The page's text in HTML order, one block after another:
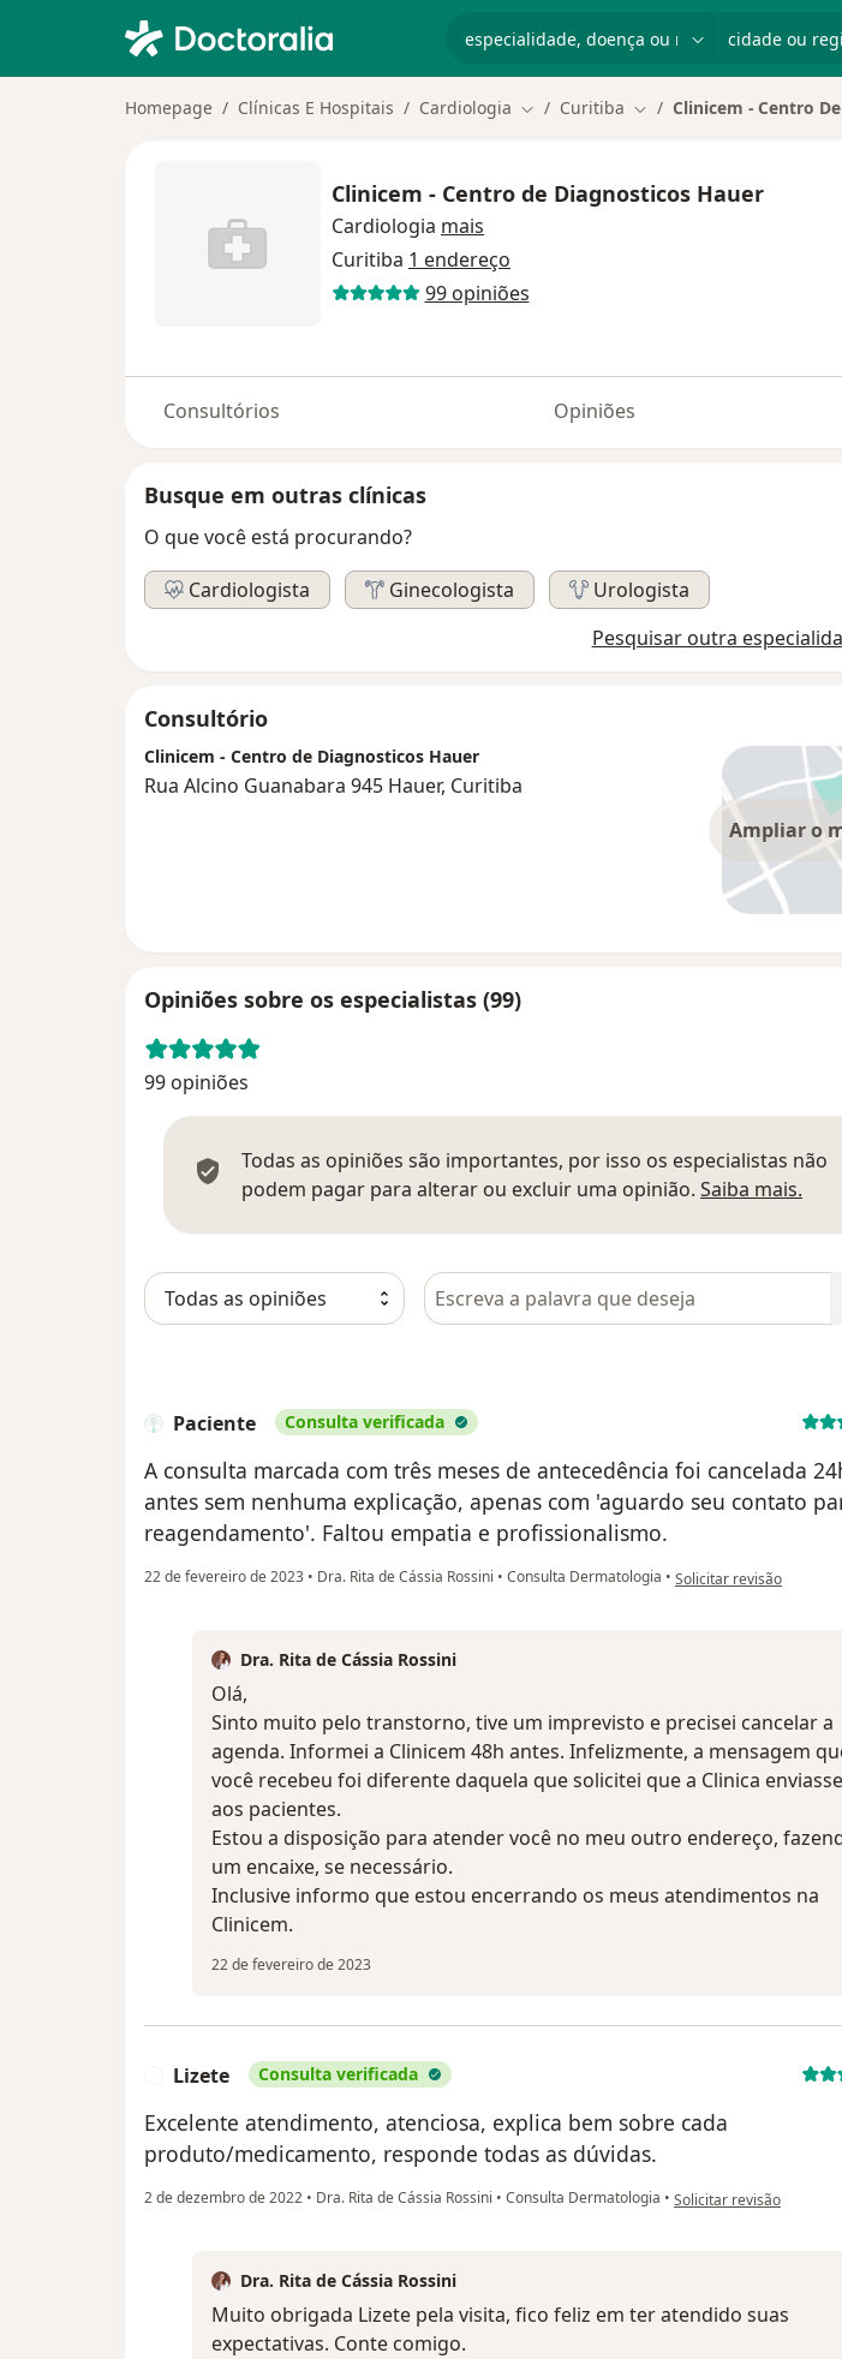
Homepage Clínicas E Hospitais Cardiologia Mudar de cidade
Curitiba Mudar de cidade
Clinicem - Centro
Clinicem - Centro de Diagnosticos Hauer
Cardiologia mais
Curitiba 1 endereço
99 opiniões
Consultórios Opiniões
Busque em outras clínicas
O que você está procurando?
Cardiologista
Ginecologista
Urologista
Pesquisar outra
Consultório
Ampliar o
Clinicem - Centro de Diagnosticos Hauer
Rua Alcino Guanabara 945 Hauer, Curitiba
Opiniões sobre os especialistas (99)
99 opiniões
Todas as opiniões são importantes, por isso os especialistas não
podem pagar para alterar ou excluir uma opinião. Saiba mais.
Pesquisar em opiniões
Paciente Consulta verificada
A consulta marcada com três meses de antecedência foi cancelada
antes sem nenhuma explicação, apenas com 'aguardo seu contato
reagendamento'. Faltou empatia e profissionalismo.
22 de fevereiro de 2023 • Dra. Rita de Cássia Rossini • Consulta Dermatologia • na opinião do utilizador
Solicitar revisão
Dra. Rita de Cássia Rossini
Olá,
Sinto muito pelo transtorno, tive um imprevisto e precisei cancelar a
agenda. Informei a Clinicem 48h antes. Infelizmente, a mensagem
você recebeu foi diferente daquela que solicitei que a Clinica enviasse
aos pacientes.
Estou a disposição para atender você no meu outro endereço,
um encaixe, se necessário.
Inclusive informo que estou encerrando os meus atendimentos na
Clinicem.
22 de fevereiro de 2023
Lizete Consulta verificada
Excelente atendimento, atenciosa, explica bem sobre cada
produto/medicamento, responde todas as dúvidas.
2 de dezembro de 2022 • Dra. Rita de Cássia Rossini • Consulta Dermatologia • na opinião do utilizador
Solicitar revisão
Dra. Rita de Cássia Rossini
Muito obrigada Lizete pela visita, fico feliz em ter atendido suas
expectativas. Conte comigo.